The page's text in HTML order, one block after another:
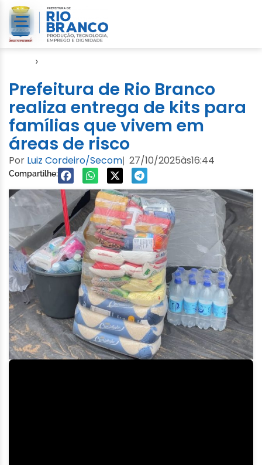
›
Prefeitura de Rio Branco
realiza entrega de kits para
famílias que vivem em
áreas de risco
Por Luiz Cordeiro/Secom| 27/10/2025às16:44
Compartilhe: